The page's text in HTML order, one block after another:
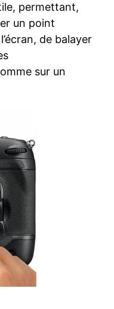
permettant,
un point
de balayer
sur un